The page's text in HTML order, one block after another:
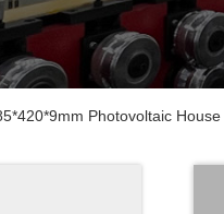
Photovoltaic